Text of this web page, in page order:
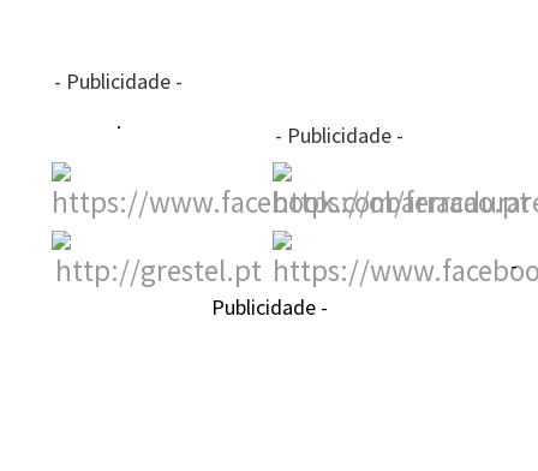
- Publicidade -
- Publicidade -
-
Publicidade -